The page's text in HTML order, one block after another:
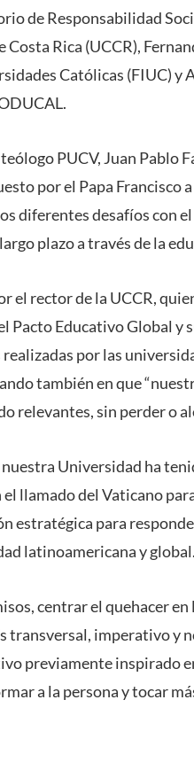
de Responsabilidad
Rica (UCCR),
Católicas (FIUC) y
PUCV, Juan Pablo
por el Papa
diferentes desafíos con
plazo a través de la
el rector de la UCCR,
Pacto Educativo Global y
por las
también en que
relevantes, sin perder o
Universidad ha
llamado del Vaticano
estratégica para
latinoamericana y global.
centrar el quehacer
transversal, imperativo y
previamente inspirado
a la persona y tocar